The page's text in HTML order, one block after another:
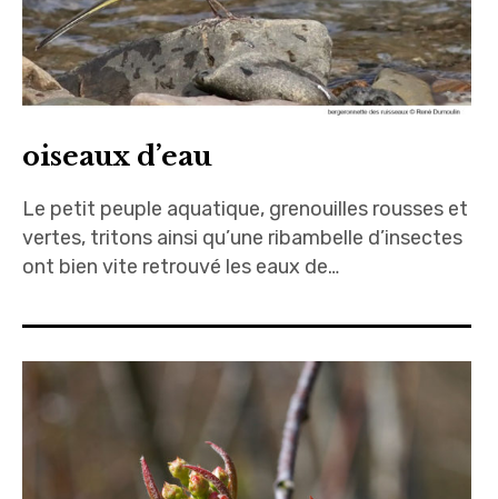
oiseaux d’eau
Le petit peuple aquatique, grenouilles rousses et
vertes, tritons ainsi qu’une ribambelle d’insectes
ont bien vite retrouvé les eaux de…